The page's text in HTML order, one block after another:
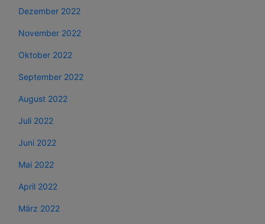
Dezember 2022
November 2022
Oktober 2022
September 2022
August 2022
Juli 2022
Juni 2022
Mai 2022
April 2022
März 2022